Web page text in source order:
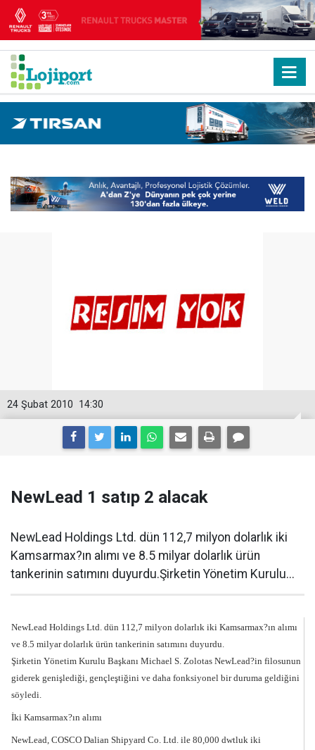
14:30
24 Şubat 2010
NewLead 1 satıp 2 alacak
NewLead Holdings Ltd. dün 112,7 milyon dolarlık iki
Kamsarmax?ın alımı ve 8.5 milyar dolarlık ürün
tankerinin satımını duyurdu.Şirketin Yönetim Kurulu...
NewLead Holdings Ltd. dün 112,7 milyon dolarlık iki Kamsarmax?ın alımı
ve 8.5 milyar dolarlık ürün tankerinin satımını duyurdu.
Şirketin Yönetim Kurulu Başkanı Michael S. Zolotas NewLead?in filosunun
giderek genişlediği, gençleştiğini ve daha fonksiyonel bir duruma geldiğini
söyledi.
İki Kamsarmax?ın alımı
NewLead, COSCO Dalian Shipyard Co. Ltd. ile 80,000 dwtluk iki